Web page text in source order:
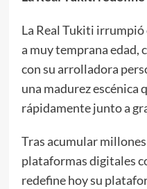
La Real Tukiti
a muy temprana edad,
con su arrolladora
una madurez escénica
rápidamente junto a
Tras acumular
plataformas digitales
redefine hoy su